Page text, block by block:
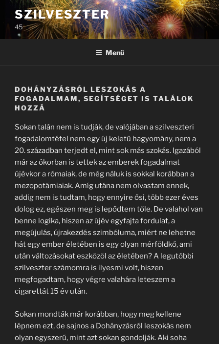
Tartalomhoz
SZILVESZTER
45
Menü
DOHÁNYZÁSRÓL LESZOKÁS A
FOGADALMAM, SEGÍTSÉGET IS TALÁLOK
HOZZÁ
Sokan talán nem is tudják, de valójában a szilveszteri
fogadalomtétel nem egy új keletű hagyomány, nem a
20. században terjedt el, mint sok más szokás. Igazából
már az ókorban is tettek az emberek fogadalmat
újévkor a rómaiak, de még náluk is sokkal korábban a
mezopotámiaiak. Amíg utána nem olvastam ennek,
addig nem is tudtam, hogy ennyire ősi, több ezer éves
dolog ez, egészen meg is lepődtem tőle. De valahol van
benne logika, hiszen az újév egyfajta fordulat, a
megújulás, újrakezdés szimbóluma, miért ne lehetne
hát egy ember életében is egy olyan mérföldkő, ami
után változásokat eszközöl az életében? A legutóbbi
szilveszter számomra is ilyesmi volt, hiszen
megfogadtam, hogy végre valahára leteszem a
cigarettát 15 év után.
Sokan mondták már korábban, hogy meg kellene
lépnem ezt, de sajnos a Dohányzásról leszokás nem
olyan egyszerű, mint azt sokan gondolják. Aki soha